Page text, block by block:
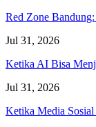
Red Zone
Jul 31, 2026
Ketika AI Bisa
Jul 31, 2026
Ketika Media